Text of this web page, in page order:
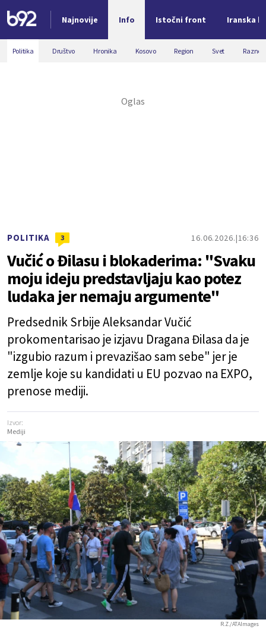
Najnovije Info Istočni front Iranska
Nova vest
Politika Društvo Hronika Kosovo Region Svet Razno
POLITIKA 3 16.06.2026. 16:36
Vučić o Đilasu i blokaderima: "Svaku
moju ideju predstavljaju kao potez
ludaka jer nemaju argumente"
Predsednik Srbije Aleksandar Vučić
prokomentarisao je izjavu Dragana Đilasa da je
"izgubio razum i prevazišao sam sebe" jer je
zemlje koje su kandidati u EU pozvao na EXPO,
prenose mediji.
Izvor:
Mediji
R.Z./ATAImages